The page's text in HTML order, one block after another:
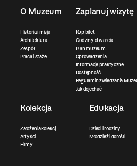
O Muzeum
Historia i misja
Architektura
Zespół
Praca i staże
Zaplanuj wizytę
Kup bilet
Godziny otwarcia
Plan muzeum
Oprowadzenia
Informacje praktyczne
Dostępność
Regulamin zwiedzania
Jak dojechać
Kolekcja
Założenia kolekcji
Artyści
Filmy
Edukacja
Dzieci i rodziny
Młodzież i dorośli